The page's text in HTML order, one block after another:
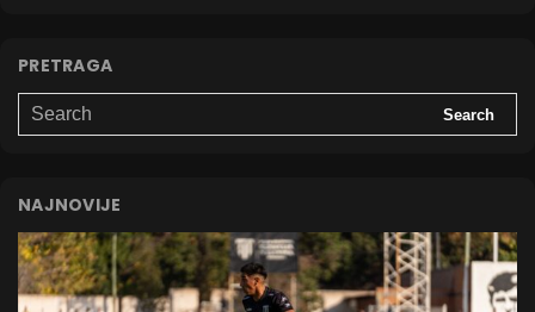
PRETRAGA
NAJNOVIJE